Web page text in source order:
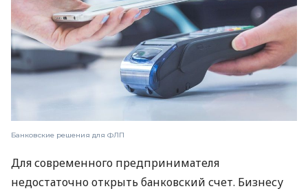
Банковские решения для ФЛП
Для современного предпринимателя
недостаточно открыть банковский счет. Бизнесу